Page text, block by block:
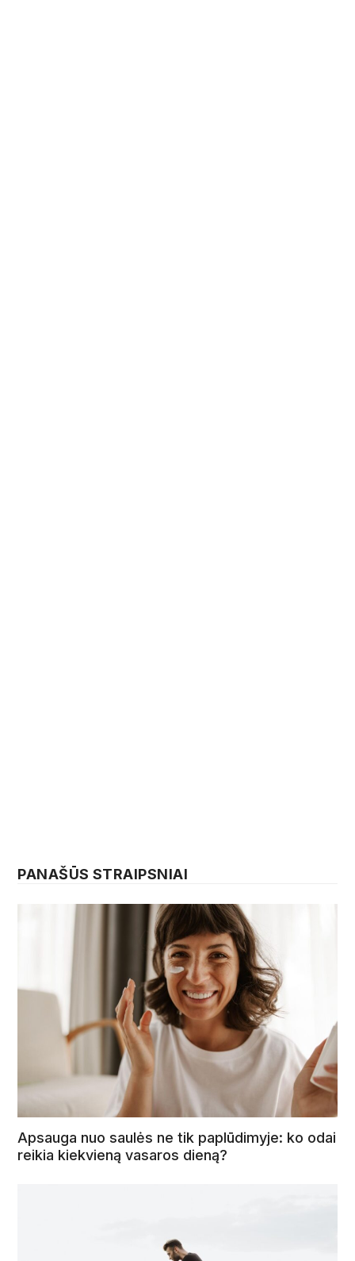
PANAŠŪS STRAIPSNIAI
Apsauga nuo saulės ne tik paplūdimyje: ko odai
reikia kiekvieną vasaros dieną?